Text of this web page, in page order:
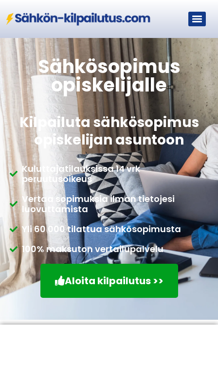
Sähkösopimus
opiskelijalle
Kilpailuta sähkösopimus
opiskelijan asuntoon
Kuluttajatilauksissa 14 vrk
peruutusoikeus
Vertaa sopimuksia ilman tietojesi
luovuttamista
Yli 60 000 tilattua sähkösopimusta
100% maksuton vertailupalvelu
Aloita kilpailutus >>